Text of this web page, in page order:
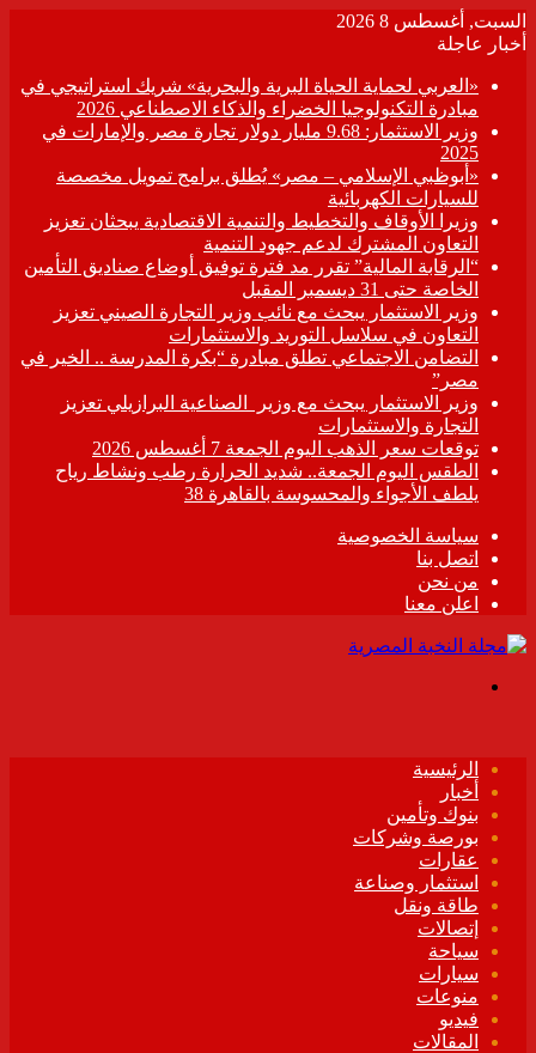
السبت, أغسطس 8 2026
أخبار عاجلة
«العربي لحماية الحياة البرية والبحرية» شريك استراتيجي في
مبادرة التكنولوجيا الخضراء والذكاء الاصطناعي 2026
وزير الاستثمار: 9.68 مليار دولار تجارة مصر والإمارات في
2025
«أبوظبي الإسلامي – مصر» يُطلق برامج تمويل مخصصة
للسيارات الكهربائية
وزيرا الأوقاف والتخطيط والتنمية الاقتصادية يبحثان تعزيز
التعاون المشترك لدعم جهود التنمية
“الرقابة المالية” تقرر مد فترة توفيق أوضاع صناديق التأمين
الخاصة حتى 31 ديسمبر المقبل
وزير الاستثمار يبحث مع نائب وزير التجارة الصيني تعزيز
التعاون في سلاسل التوريد والاستثمارات
التضامن الاجتماعي تطلق مبادرة “بكرة المدرسة .. الخير في
مصر”
وزير الاستثمار يبحث مع وزير الصناعية البرازيلي تعزيز
التجارة والاستثمارات
توقعات سعر الذهب اليوم الجمعة 7 أغسطس 2026
الطقس اليوم الجمعة.. شديد الحرارة رطب ونشاط رياح
يلطف الأجواء والمحسوسة بالقاهرة 38
سياسة الخصوصية
اتصل بنا
من نحن
اعلن معنا
الرئيسية
أخبار
بنوك وتأمين
بورصة وشركات
عقارات
استثمار وصناعة
طاقة ونقل
إتصالات
سياحة
سيارات
منوعات
فيديو
المقالات